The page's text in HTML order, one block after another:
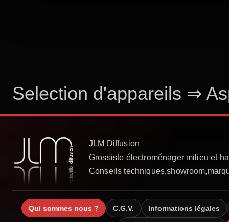
Selection d'appareils ⇒
Qui sommes nous ? C.G.V. Informations légales